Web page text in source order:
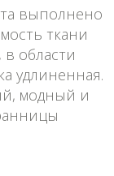
выполнено
ткани
в области
удлиненная.
модный и